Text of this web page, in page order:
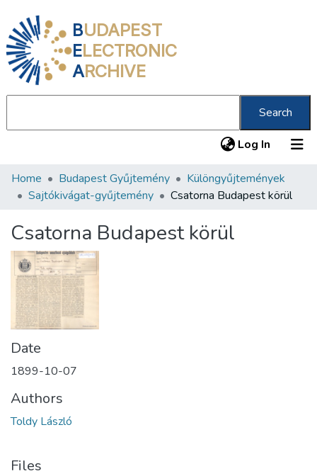
BUDAPEST
ELECTRONIC
ARCHIVE
Search
Log In (current)
Communities & Collections
Statistics
About us
Home Budapest Gyűjtemény
Különgyűjtemények
Sajtókivágat-gyűjtemény
Csatorna Budapest körül
Csatorna Budapest körül
Date
1899-10-07
Authors
Toldy László
Files